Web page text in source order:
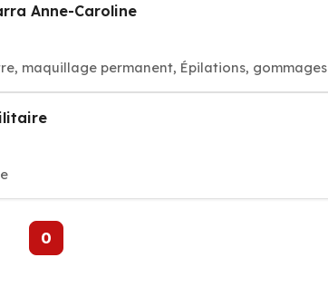
Anne-Caroline
bien-être, maquillage permanent, Épilations, gommages
0